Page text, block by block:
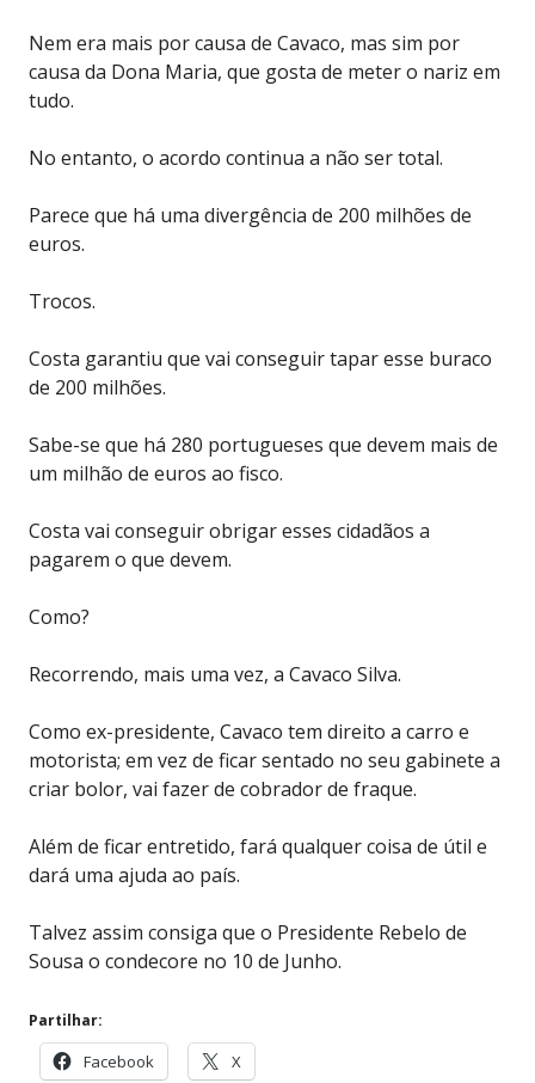
Nem era mais por causa de Cavaco, mas sim por
causa da Dona Maria, que gosta de meter o nariz em
tudo.
No entanto, o acordo continua a não ser total.
Parece que há uma divergência de 200 milhões de
euros.
Trocos.
Costa garantiu que vai conseguir tapar esse buraco
de 200 milhões.
Sabe-se que há 280 portugueses que devem mais de
um milhão de euros ao fisco.
Costa vai conseguir obrigar esses cidadãos a
pagarem o que devem.
Como?
Recorrendo, mais uma vez, a Cavaco Silva.
Como ex-presidente, Cavaco tem direito a carro e
motorista; em vez de ficar sentado no seu gabinete a
criar bolor, vai fazer de cobrador de fraque.
Além de ficar entretido, fará qualquer coisa de útil e
dará uma ajuda ao país.
Talvez assim consiga que o Presidente Rebelo de
Sousa o condecore no 10 de Junho.
Partilhar:
Facebook X